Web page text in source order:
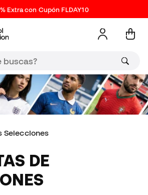
Extra con Cupón FLDAY10
Selecciones